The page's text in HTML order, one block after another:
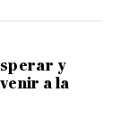
y
a la